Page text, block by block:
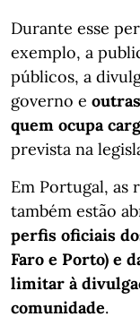
Durante esse
exemplo, a
públicos, a
governo e
quem ocupa
prevista na
Em Portugal, as
também estão
perfis oficiais
Faro e Porto) e
limitar à
comunidade.